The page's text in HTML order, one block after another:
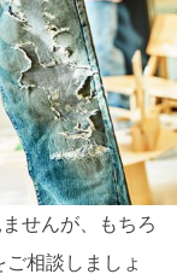
せんが、もちろ
相談しましょ